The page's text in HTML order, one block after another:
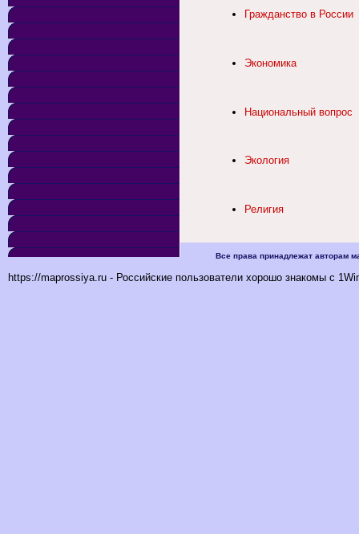
Гражданство в России
Экономика
Национальный вопрос
Экология
Религия
Все права принадлежат авторам
https://maprossiya.ru - Российские пользователи хорошо знакомы с